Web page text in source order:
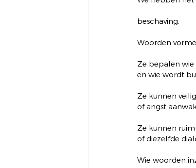
beschaving.
Woorden
Ze bepalen
en wie wordt
Ze kunnen
of angst
Ze kunnen
of diezelfde
Wie woorden